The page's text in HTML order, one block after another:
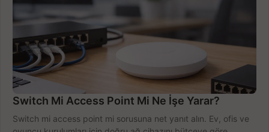
Switch Mi Access Point Mi Ne İşe Yarar?
Switch mi access point mi sorusuna net yanıt alın. Ev, ofis ve